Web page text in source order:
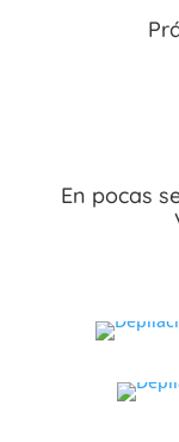
En pocas